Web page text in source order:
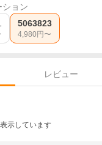
ション
5063823
4,980 円〜
レビュー
示しています